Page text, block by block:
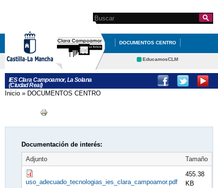
contenido
principal
Formulario de
búsqueda
Search this site
DOCUMENTOS CENTRO
ORIENTACIÓN
DEPARTAMENTOS Y
EducamosCLM
Portal Educación
IES Clara Campoamor, La Solana
(Ciudad Real)
Se encuentra usted aquí
Inicio » DOCUMENTOS CENTRO
Documentación de interés:
Adjunto Tamaño
uso_adecuado_tecnologias_ies_clara_campoamor.pdf
455.38
KB